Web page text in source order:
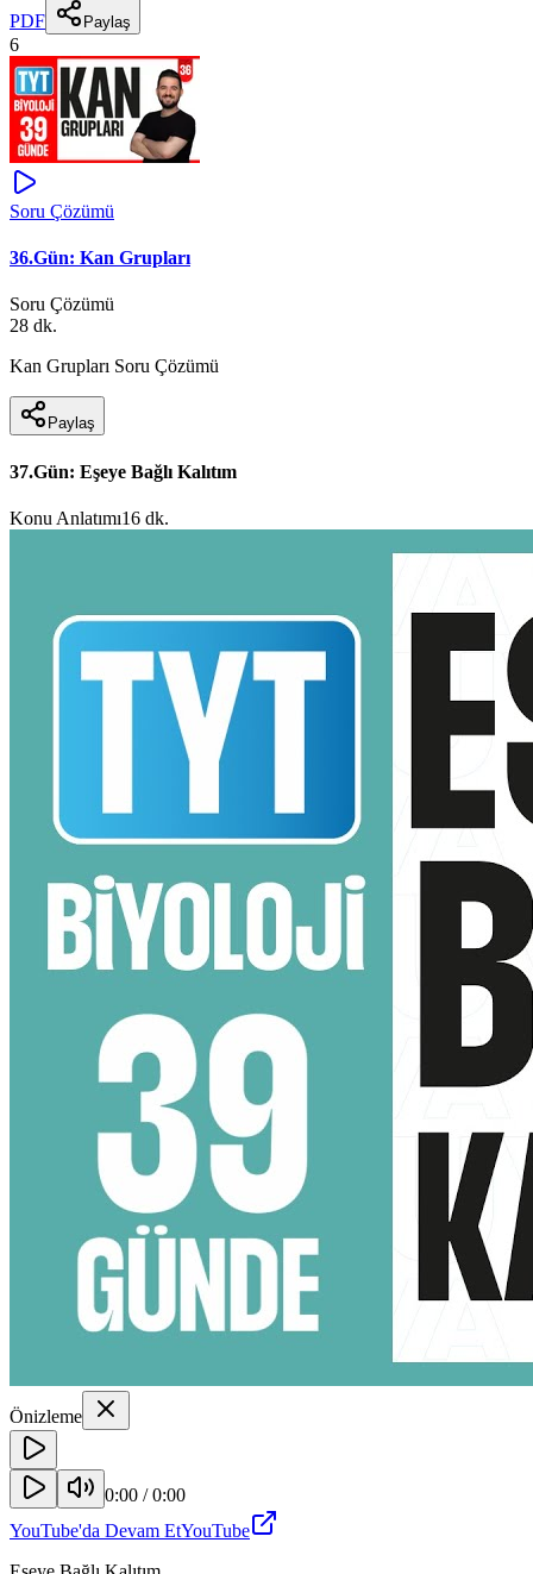
PDF Paylaş
6
Soru Çözümü
36.Gün: Kan Grupları
Soru Çözümü
28 dk.
Kan Grupları Soru Çözümü
Paylaş
37.Gün: Eşeye Bağlı Kalıtım
Konu Anlatımı16 dk.
Önizleme
0:00 /0:00
YouTube'da Devam EtYouTube